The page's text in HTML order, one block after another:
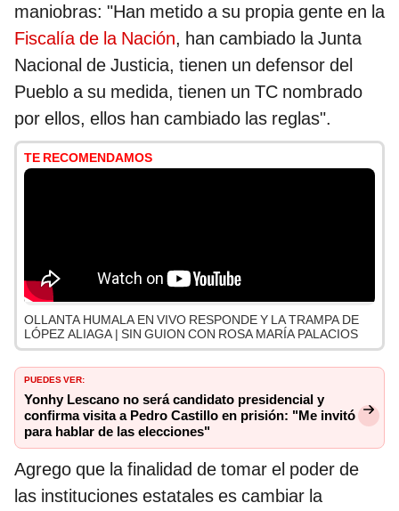
maniobras: "Han metido a su propia gente en la
Fiscalía de la Nación, han cambiado la Junta
Nacional de Justicia, tienen un defensor del
Pueblo a su medida, tienen un TC nombrado
por ellos, ellos han cambiado las reglas".
TE RECOMENDAMOS
OLLANTA HUMALA EN VIVO RESPONDE Y LA TRAMPA DE
LÓPEZ ALIAGA | SIN GUION CON ROSA MARÍA PALACIOS
PUEDES VER:
Yonhy Lescano no será candidato presidencial y
confirma visita a Pedro Castillo en prisión: "Me invitó
para hablar de las elecciones"
Agrego que la finalidad de tomar el poder de
las instituciones estatales es cambiar la